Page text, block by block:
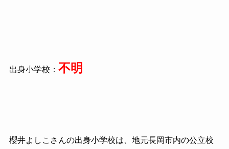
出身小学校： 不明
櫻井よしこさんの出身小学校は、地元長岡市内の公立校